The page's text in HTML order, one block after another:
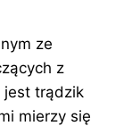
ze
z
jest trądzik
mierzy się